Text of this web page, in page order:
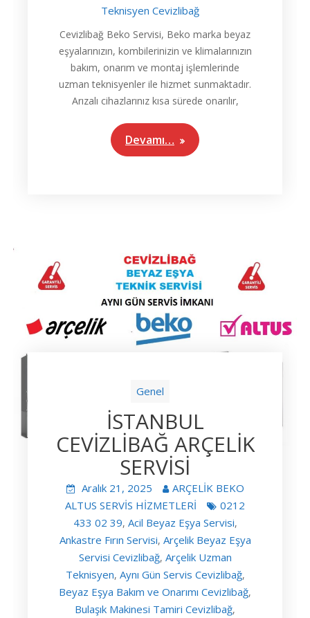
Teknisyen Cevizlibağ
Cevizlibağ Beko Servisi, Beko marka beyaz
eşyalarınızın, kombilerinizin ve klimalarınızın
bakım, onarım ve montaj işlemlerinde
uzman teknisyenler ile hizmet sunmaktadır.
Arızalı cihazlarınız kısa sürede onarılır,
Devamı…
Genel
İSTANBUL
CEVİZLİBAĞ ARÇELİK
SERVİSİ
Aralık 21, 2025
ARÇELİK BEKO
ALTUS SERVİS HİZMETLERİ
0212
433 02 39, Acil Beyaz Eşya Servisi,
Ankastre Fırın Servisi, Arçelik Beyaz Eşya
Servisi Cevizlibağ, Arçelik Uzman
Teknisyen, Aynı Gün Servis Cevizlibağ,
Beyaz Eşya Bakım ve Onarımı Cevizlibağ,
Bulaşık Makinesi Tamiri Cevizlibağ,